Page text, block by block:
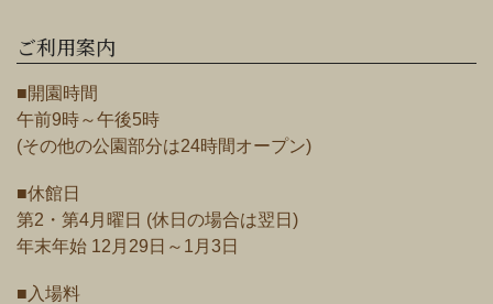
ご利用案内
■開園時間
午前9時～午後5時
(その他の公園部分は24時間オープン)
■休館日
第2・第4月曜日 (休日の場合は翌日)
年末年始 12月29日～1月3日
■入場料